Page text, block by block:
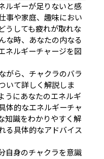
ルギーが足りないと感
事や家庭、趣味におい
うしても疲れが取れな
な時、あなたの内なる
ネルギーチャージを図
がら、チャクラのバラ
いて詳しく解説しま
うにあなたのエネルギ
体的なエネルギーチャ
知識をわかりやすく解
る具体的なアドバイス
自身のチャクラを意識